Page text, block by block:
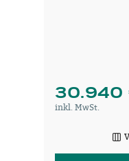
30.940
inkl. MwSt.